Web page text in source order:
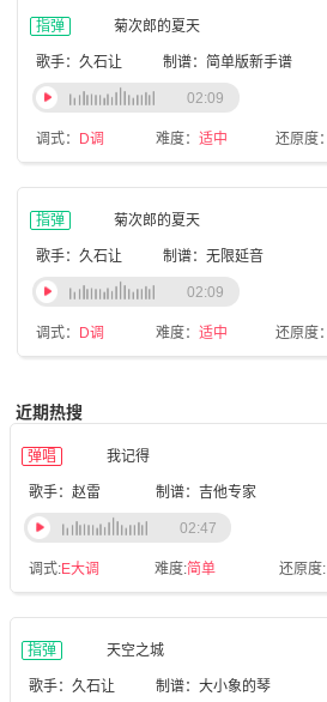
指弹 菊次郎的夏天
歌手：久石让 制谱：简单版新手谱
调式： D调 难度： 适中 还原度：
02:09
指弹 菊次郎的夏天
歌手：久石让 制谱：无限延音
调式： D调 难度： 适中 还原度：
02:09
近期热搜
弹唱 我记得
歌手：赵雷 制谱：吉他专家
调式:E大调 难度:简单 还原度:
02:47
指弹 天空之城
歌手：久石让 制谱：大小象的琴